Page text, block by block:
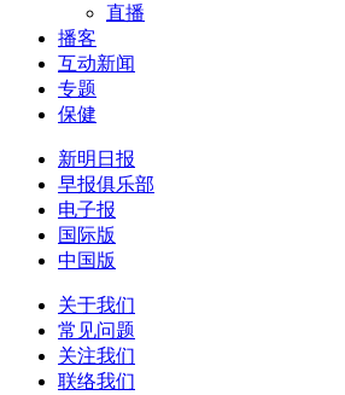
直播
播客
互动新闻
专题
保健
新明日报
早报俱乐部
电子报
国际版
中国版
关于我们
常见问题
关注我们
联络我们